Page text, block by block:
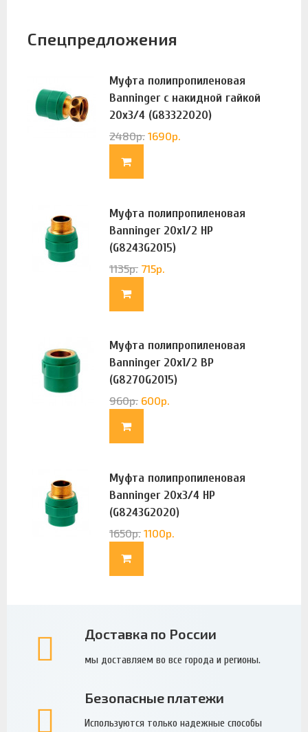
Спецпредложения
Муфта полипропиленовая
Banninger с накидной гайкой
20х3/4 (G83322020)
2480р. 1690р.
Муфта полипропиленовая
Banninger 20х1/2 НР
(G8243G2015)
1135р. 715р.
Муфта полипропиленовая
Banninger 20х1/2 ВР
(G8270G2015)
960р. 600р.
Муфта полипропиленовая
Banninger 20х3/4 НР
(G8243G2020)
1650р. 1100р.
Доставка по России
мы доставляем во все города и регионы.
Безопасные платежи
Используются только надежные способы